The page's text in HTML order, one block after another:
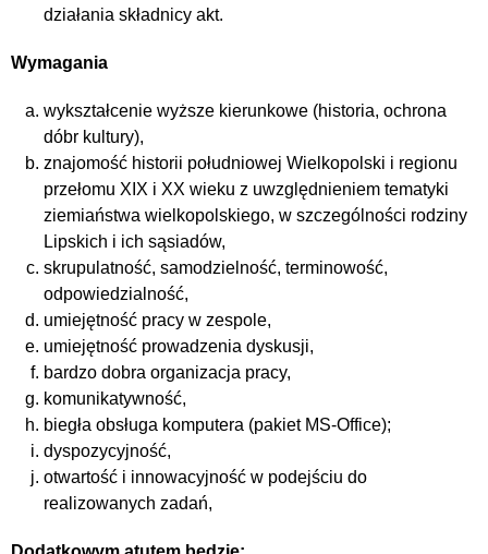
działania składnicy akt.
Wymagania
wykształcenie wyższe kierunkowe (historia, ochrona
dóbr kultury),
znajomość historii południowej Wielkopolski i regionu
przełomu XIX i XX wieku z uwzględnieniem tematyki
ziemiaństwa wielkopolskiego, w szczególności rodziny
Lipskich i ich sąsiadów,
skrupulatność, samodzielność, terminowość,
odpowiedzialność,
umiejętność pracy w zespole,
umiejętność prowadzenia dyskusji,
bardzo dobra organizacja pracy,
komunikatywność,
biegła obsługa komputera (pakiet MS-Office);
dyspozycyjność,
otwartość i innowacyjność w podejściu do
realizowanych zadań,